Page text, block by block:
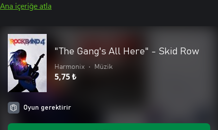
Ana içeriğe atla
"The Gang's All Here" - Skid Row
Harmonix • Müzik
5,75 ₺
Oyun gerektirir